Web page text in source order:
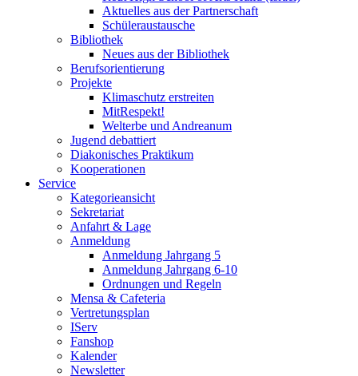
Aktuelles aus der Partnerschaft
Schüleraustausche
Bibliothek
Neues aus der Bibliothek
Berufsorientierung
Projekte
Klimaschutz erstreiten
MitRespekt!
Welterbe und Andreanum
Jugend debattiert
Diakonisches Praktikum
Kooperationen
Service
Kategorieansicht
Sekretariat
Anfahrt & Lage
Anmeldung
Anmeldung Jahrgang 5
Anmeldung Jahrgang 6-10
Ordnungen und Regeln
Mensa & Cafeteria
Vertretungsplan
IServ
Fanshop
Kalender
Newsletter